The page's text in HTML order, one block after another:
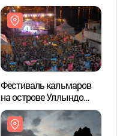
Фестиваль кальмаров
на острове Уллындо
(울릉도 오징어축제)